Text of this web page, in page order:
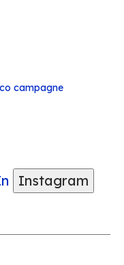
campagne
Instagram